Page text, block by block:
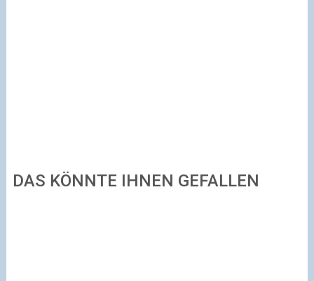
DAS KÖNNTE IHNEN GEFALLEN